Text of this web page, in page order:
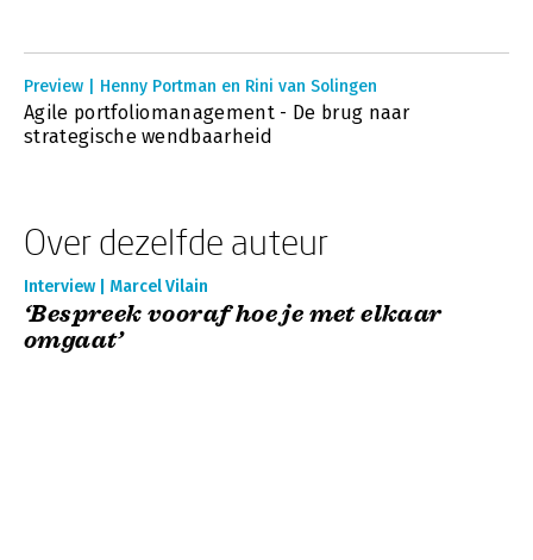
Preview | Henny Portman en Rini van Solingen
Agile portfoliomanagement - De brug naar
strategische wendbaarheid
Over dezelfde auteur
Interview | Marcel Vilain
‘Bespreek vooraf hoe je met elkaar
omgaat’